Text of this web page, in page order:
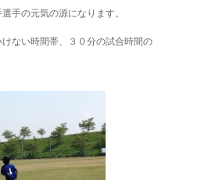
手の元気の源になります。
ない時間帯、３０分の試合時間の